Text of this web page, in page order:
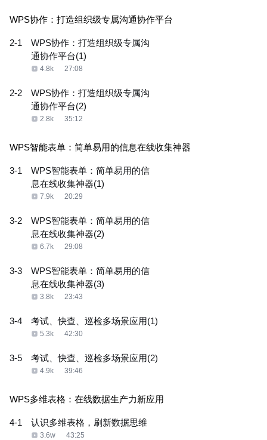
WPS协作：打造组织级专属沟通协作平台
2-1
WPS协作：打造组织级专属沟
通协作平台(1)
4.8k 27:08
2-2
WPS协作：打造组织级专属沟
通协作平台(2)
2.8k 35:12
WPS智能表单：简单易用的信息在线收集神器
3-1
WPS智能表单：简单易用的信
息在线收集神器(1)
7.9k 20:29
3-2
WPS智能表单：简单易用的信
息在线收集神器(2)
6.7k 29:08
3-3
WPS智能表单：简单易用的信
息在线收集神器(3)
3.8k 23:43
3-4 考试、快查、巡检多场景应用(1)
5.3k 42:30
3-5 考试、快查、巡检多场景应用(2)
4.9k 39:46
WPS多维表格：在线数据生产力新应用
4-1 认识多维表格，刷新数据思维
3.6w 43:25